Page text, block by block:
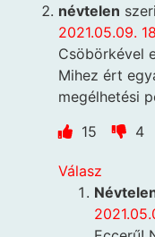
névtelen
2021.05.09.
Csöbörkével
Mihez ért
megélhetési
15
4
Válasz